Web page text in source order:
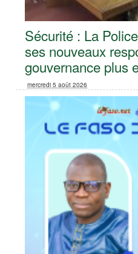
Sécurité : La
ses nouveaux
gouvernance plus
mercredi 5 août 2026